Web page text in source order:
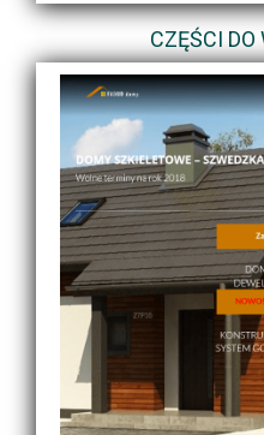
CZĘŚCI DO